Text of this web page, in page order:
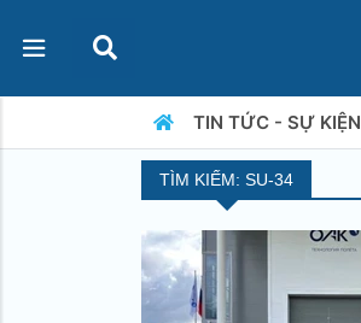
TIN TỨC - SỰ KIỆN
TÌM KIẾM: SU-34